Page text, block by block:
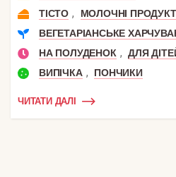
ТІСТО , МОЛОЧНІ
ВЕГЕТАРІАНСЬКЕ
НА ПОЛУДЕНОК , ДЛЯ
ВИПІЧКА , ПОНЧИКИ
ЧИТАТИ ДАЛІ